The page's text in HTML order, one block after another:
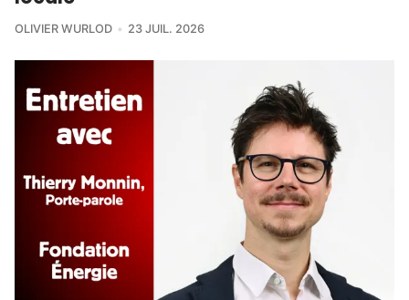
OLIVIER WURLOD 23 JUIL. 2026